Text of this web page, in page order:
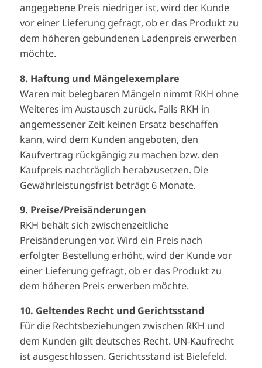
angegebene Preis niedriger ist, wird der Kunde
vor einer Lieferung gefragt, ob er das Produkt zu
dem höheren gebundenen Ladenpreis erwerben
möchte.
8. Haftung und Mängelexemplare
Waren mit belegbaren Mängeln nimmt RKH ohne
Weiteres im Austausch zurück. Falls RKH in
angemessener Zeit keinen Ersatz beschaffen
kann, wird dem Kunden angeboten, den
Kaufvertrag rückgängig zu machen bzw. den
Kaufpreis nachträglich herabzusetzen. Die
Gewährleistungsfrist beträgt 6 Monate.
9. Preise/Preisänderungen
RKH behält sich zwischenzeitliche
Preisänderungen vor. Wird ein Preis nach
erfolgter Bestellung erhöht, wird der Kunde vor
einer Lieferung gefragt, ob er das Produkt zu
dem höheren Preis erwerben möchte.
10. Geltendes Recht und Gerichtsstand
Für die Rechtsbeziehungen zwischen RKH und
dem Kunden gilt deutsches Recht. UN-Kaufrecht
ist ausgeschlossen. Gerichtsstand ist Bielefeld.